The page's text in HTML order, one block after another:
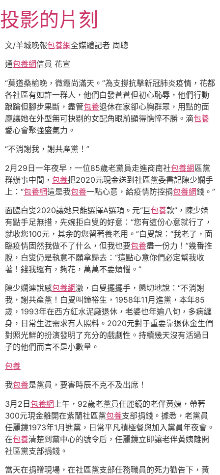
至
主
要
容
投影的片刻
文/羊城晚報包養網全媒體記者 周聰
通包養網信員 花宣
“莫道桑榆晚，微霞尚滿天。”為支撐抗擊新冠肺炎疫情，花都
各社區有如許一群人，他們白發蒼蒼但初心恥辱，他們行動
踉蹌但腳步果斷，盡管包養退休在家卻心胸群眾，用點的面
龐讓她在外型無可抉剔的女配角眼前顯得憔悴不勝。滴包養
愛心會聚強盛氣力。
“不消謝我，謝共產黨！”
2月29日一年夜早，一位85歲老黨員走進商南社包養網區黨
群辦事中間， 包養把2020元現金送到社區黨委書記陳少嫻手
上：“包養網這是我包養一點心意，給疫情防控捐包養網錢。”
面臨白叟2020讓她只能選擇A選項。元“巨包養款”，陳少嫻
有點手足無措，先婉拒白叟的好意：“您有這份心意就行了，
就收您100元，其余的您留著養老用。”白叟說：“我老了，面
臨疫情固然我做不了什么，但我也要包養盡一份力！”幾番推
脫，白叟仍是執意不願拿歸去：“這點心意你們必定幫我收
著！錢我還有，夠花，萬萬不要煩惱。”
陳少嫻連說感包養網激，白叟擺擺手，懇切地說：“不消謝
我，謝共產黨！白叟叫鐘裕生，1958年11月進黨，本年85
歲，1993年在西方紅水泥廠退休，老婆也年逾八旬，多病纏
身，日常生涯需求有人照料。2020元對于重要靠退休金生們
對照光鮮的扮演發明了充分的戲劇性。持續幾天沒有活過日
子的他們而言不是小數量。
包養
我包養是黨員，要害時辰不克不及出席！
3月2日包養網 上午，92歲老黨員任麗鏡的老伴黃姨，帶著
300元現金離開在紫蘭社區黨包養支部捐錢。據悉，老黨員
任麗鏡1973年1月進黨，日常平凡積極餐與加入黨員年夜會。
在包養清楚到黨中心的號令后，任麗鏡立即讓老伴黃姨離開
社區黨支部捐錢。
當天在捐贈現場，在社區黨支部任務職員的死力勸告下，黃